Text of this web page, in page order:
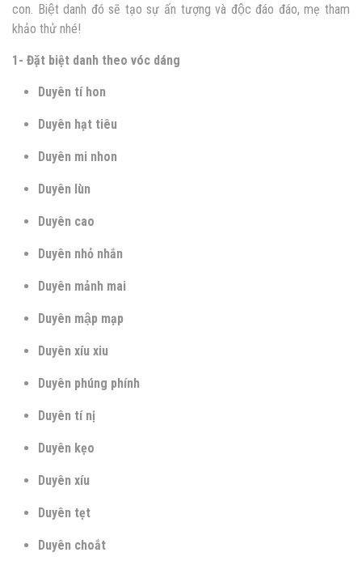
con. Biệt danh đó sẽ tạo sự ấn tượng và độc đáo đáo, mẹ tham
khảo thử nhé!
1- Đặt biệt danh theo vóc dáng
Duyên tí hon
Duyên hạt tiêu
Duyên mi nhon
Duyên lùn
Duyên cao
Duyên nhỏ nhắn
Duyên mảnh mai
Duyên mập mạp
Duyên xíu xiu
Duyên phúng phính
Duyên tí nị
Duyên kẹo
Duyên xíu
Duyên tẹt
Duyên choắt